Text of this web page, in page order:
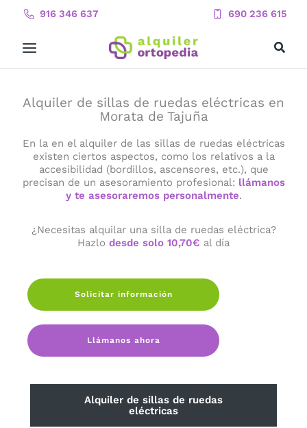
916 346 637 690 236 615
Alquiler de sillas de ruedas eléctricas en
Morata de Tajuña
En la en el alquiler de las sillas de ruedas eléctricas
existen ciertos aspectos, como los relativos a la
accesibilidad (bordillos, ascensores, etc.), que
precisan de un asesoramiento profesional: llámanos
y te asesoraremos personalmente.
¿Necesitas alquilar una silla de ruedas eléctrica?
Hazlo desde solo 10,70€ al día
Solicitar información
Llámanos ahora
Alquiler de sillas de ruedas
eléctricas